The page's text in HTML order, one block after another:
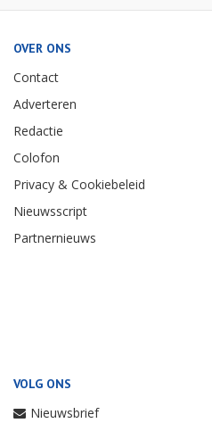
OVER ONS
Contact
Adverteren
Redactie
Colofon
Privacy & Cookiebeleid
Nieuwsscript
Partnernieuws
VOLG ONS
Nieuwsbrief